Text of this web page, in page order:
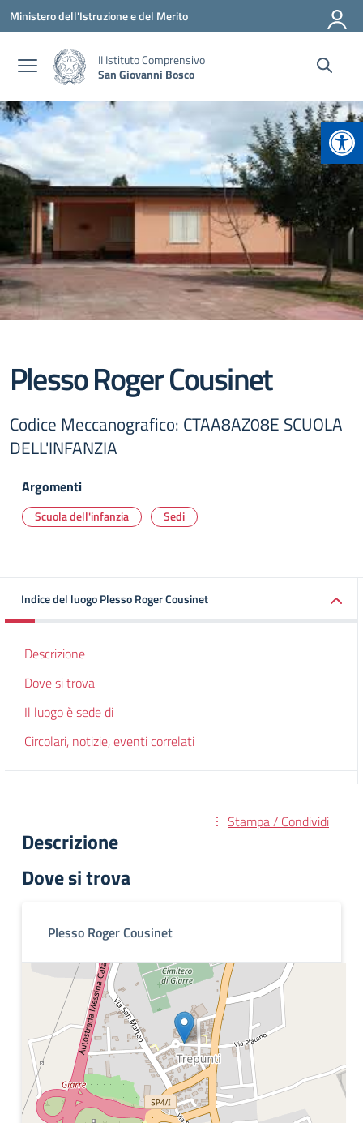
Vai ai contenuti
Vai al menu di navigazione
Vai al footer
Ministero dell'Istruzione e del Merito
II Istituto Comprensivo
San Giovanni Bosco
Plesso Roger Cousinet
Codice Meccanografico: CTAA8AZ08E SCUOLA
DELL'INFANZIA
Argomenti
Scuola dell'infanzia Sedi
Indice del luogo Plesso Roger Cousinet
Descrizione
Dove si trova
Il luogo è sede di
Circolari, notizie, eventi correlati
Stampa / Condividi
Descrizione
Dove si trova
Plesso Roger Cousinet